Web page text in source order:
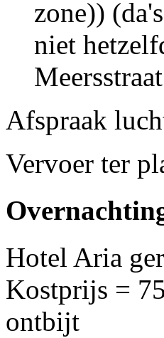
zone))
niet
Afspraak
Vervoer ter
Hotel Aria
Kostprijs =
ontbijt